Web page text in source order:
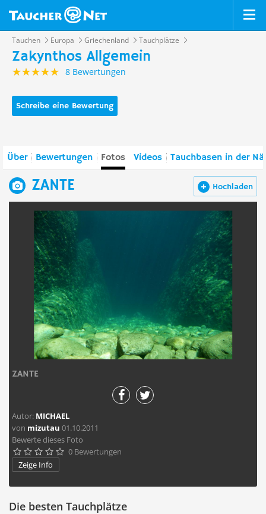
Tauchen Europa Griechenland Tauchplätze
Zakynthos Allgemein
8 Bewertungen
Schreibe eine Bewertung
Über Bewertungen Fotos Videos Tauchbasen in der
Hochladen
ZANTE
ZANTE
Autor: MICHAEL
von mizutau 01.10.2011
Bewerte dieses Foto
     0 Bewertungen
Zeige Info
Die besten Tauchplätze